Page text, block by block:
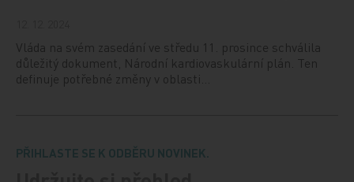
Vláda na svém zasedání ve středu 11. prosince schválila
důležitý dokument, Národní kardiovaskulární plán. Ten
definuje potřebné změny v oblasti…
PŘIHLASTE SE K ODBĚRU NOVINEK.